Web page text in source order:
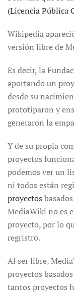
(Licencia Pública
Wikipedia
versión libre de
Es decir, la
aportando un
desde su
prototiparon y
generaron la
Y de su propia
proyectos
podemos ver un
ni todos están
proyectos
MediaWiki no es
proyecto, por lo
regristro.
Al ser libre,
proyectos
tantos proyectos